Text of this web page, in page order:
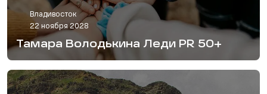
Владивосток
22 ноября 2028
Тамара Володькина Леди PR 50+